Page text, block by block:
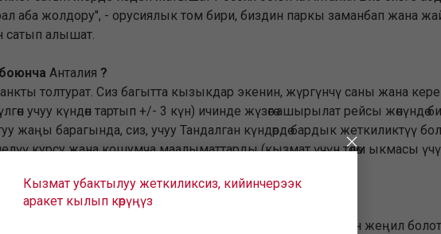
аба жолдору", - орусиялык том бири, биздин паркы заманбап жана
сатып алышат.
Анталия ?
толтурат. Сиз багытта кызыкдар экенин, жүргүнчү саны жана
учуу күндөн тартып +/- 3 күн) ичинде жүзөгө ашырылат рейсы
жаңы барагында, сиз, учуу Тандалган күндөрдө бардык жеткиликтүү
курсу жана кошумча маалыматтарды (кызмат үчүн төлөм ыкмасы
саналат. сиз сайттын учак билетин сатып алуу үчүн жеңил
Кызмат убактылуу жеткиликсиз, кийинчерээк
аракет кылып көрүңүз